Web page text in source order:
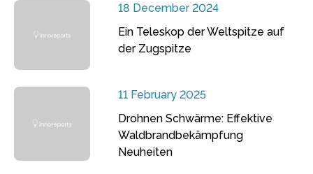
18 December 2024
Ein Teleskop der Weltspitze auf
der Zugspitze
11 February 2025
Drohnen Schwärme: Effektive
Waldbrandbekämpfung
Neuheiten